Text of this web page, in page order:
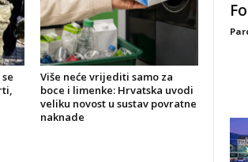
Više neće vrijediti samo za
boce i limenke: Hrvatska uvodi
veliku novost u sustav povratne
naknade